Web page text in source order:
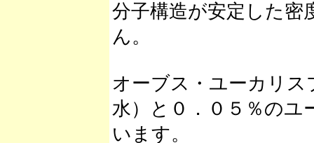
分子構造が安定した密
ん。
オーブス・ユーカリス
水）と０．０５％のユ
います。